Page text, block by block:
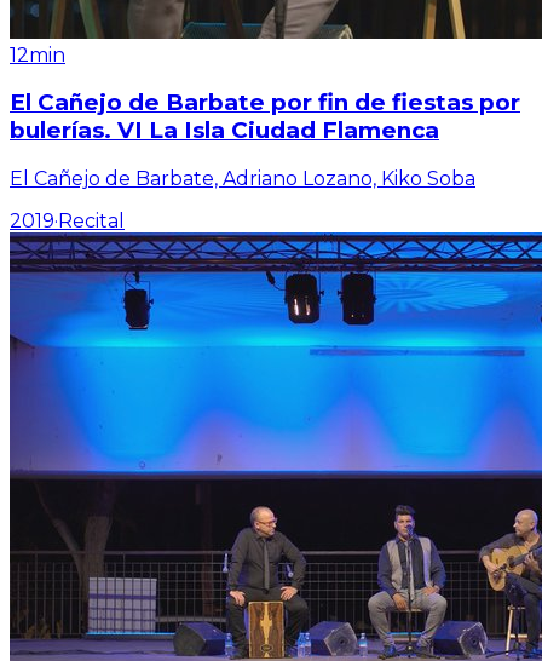
12min
El Cañejo de Barbate por fin de fiestas por
bulerías. VI La Isla Ciudad Flamenca
El Cañejo de Barbate, Adriano Lozano, Kiko Soba
2019·Recital